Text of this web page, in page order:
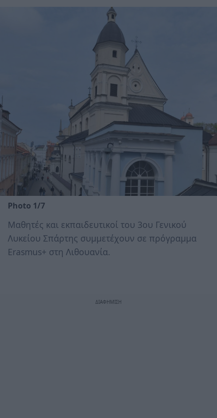
Photo 1/7
Μαθητές και εκπαιδευτικοί του 3ου Γενικού
Λυκείου Σπάρτης συμμετέχουν σε πρόγραμμα
Erasmus+ στη Λιθουανία.